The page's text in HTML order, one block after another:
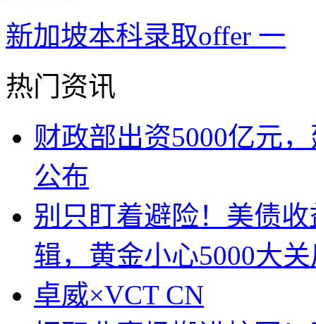
新加坡本科录取offer 一
热门资讯
财政部出资5000亿元
公布
别只盯着避险！美债
辑，黄金小心5000大
卓威×VCT CN